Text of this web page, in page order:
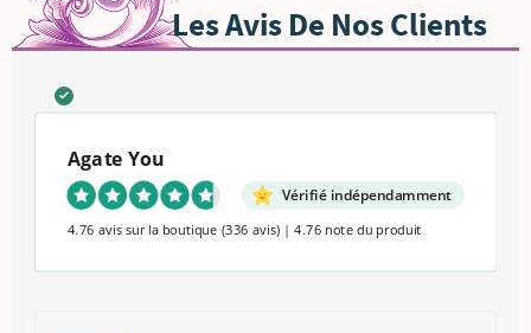
Les Avis De Nos Clients
Agate You
Vérifié indépendamment
4.76 avis sur la boutique (336 avis) | 4.76 note du produit